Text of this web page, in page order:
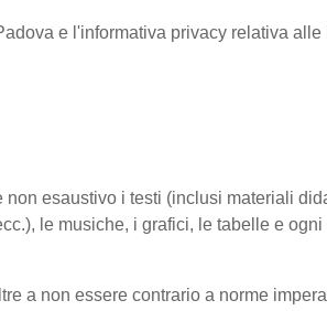
e l'informativa privacy relativa alle
esaustivo i testi (inclusi materiali
le musiche, i grafici, le tabelle e
a non essere contrario a norme